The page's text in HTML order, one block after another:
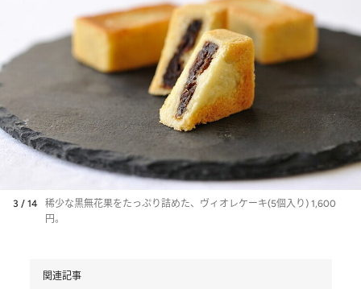
3 / 14
稀少な黒無花果をたっぷり詰めた、ヴィオレケーキ(5個入り) 1,600
円。
関連記事